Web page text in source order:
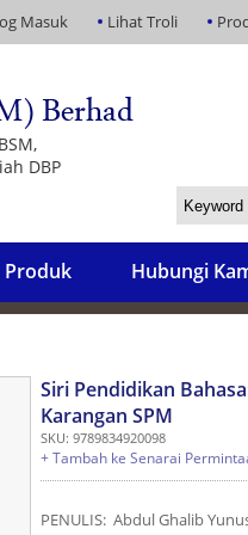
Masuk Lihat Troli
DBP
Produk Hubungi
Siri Pendidikan
Karangan SPM
SKU: 9789834920098
+ Tambah ke Senarai
PENULIS: Abdul Ghalib